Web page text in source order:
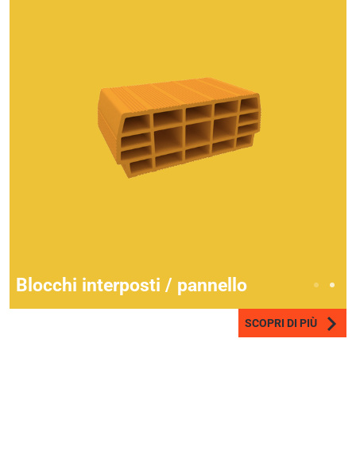
Blocchi interposti / pannello
SCOPRI DI PIÙ